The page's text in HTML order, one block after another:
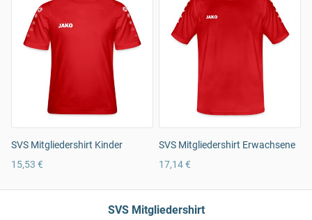
SVS Mitgliedershirt Kinder
15,53 €
SVS Mitgliedershirt Erwachsene
17,14 €
SVS Mitgliedershirt